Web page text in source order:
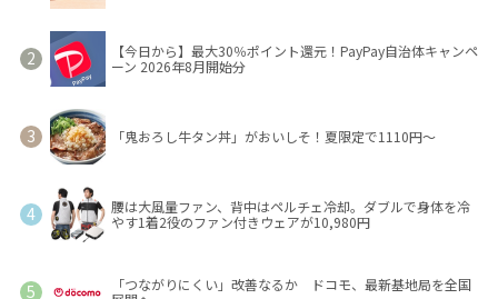
【今日から】最大30％ポイント還元！PayPay自治体キャンペ
ーン 2026年8月開始分
「鬼おろし牛タン丼」がおいしそ！夏限定で1110円～
腰は大風量ファン、背中はペルチェ冷却。ダブルで身体を冷
やす1着2役のファン付きウェアが10,980円
「つながりにくい」改善なるか ドコモ、最新基地局を全国